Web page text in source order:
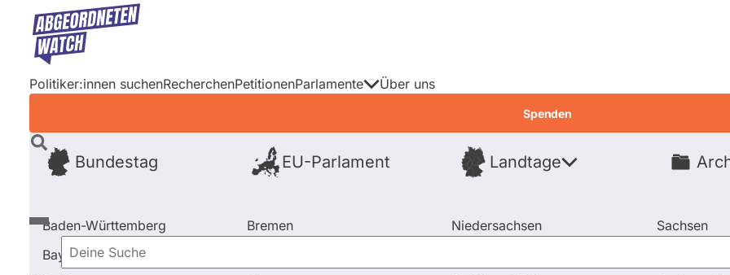
Direkt
Inhalt
Politiker:innen suchenRecherchenPetitionenParlamente
Bundestag EU-Parlament Landtage
Baden-Württemberg
Bayern
Bremen
Niedersachsen
Sachsen
Über uns
Spenden
Deine